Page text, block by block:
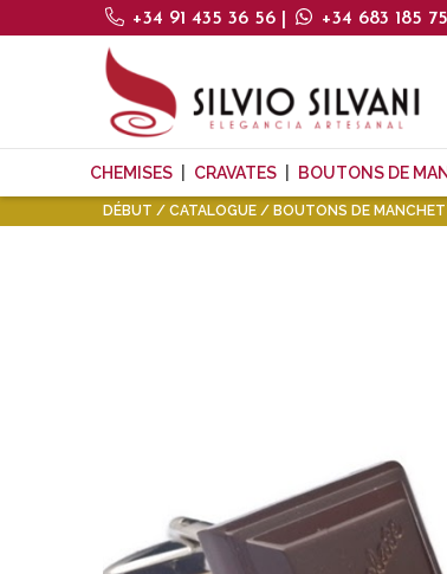
+34 91 435 36 56 +34 683 185
CHEMISES CRAVATES BOUTONS DE
DÉBUT CATALOGUE BOUTONS DE